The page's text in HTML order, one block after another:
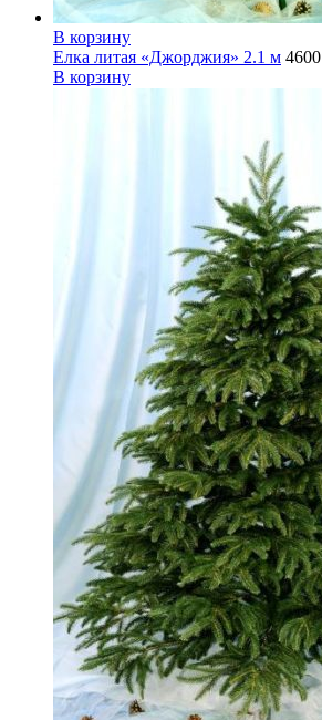
В корзину
Елка литая «Джорджия» 2.1 м 4600
В корзину